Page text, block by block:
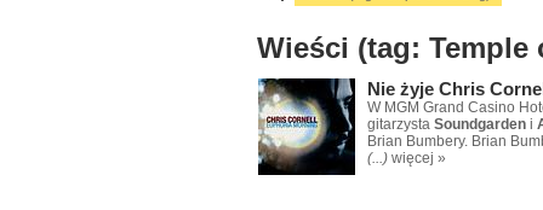
Wieści (tag: Temple
Nie żyje Chris
W MGM Grand Casino
gitarzysta Soundgarden i
Brian Bumbery. Brian
(...) więcej »